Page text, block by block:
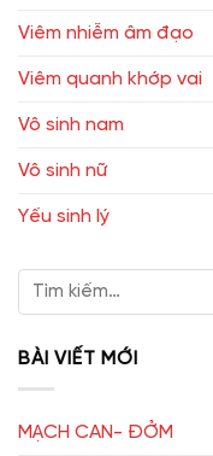
Viêm nhiễm âm đạo
Viêm quanh khớp vai
Vô sinh nam
Vô sinh nữ
Yếu sinh lý
BÀI VIẾT MỚI
MẠCH CAN- ĐỞM